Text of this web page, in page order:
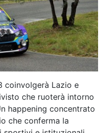
coinvolgerà Lazio e
che ruoterà intorno
happening concentrato
che conferma la